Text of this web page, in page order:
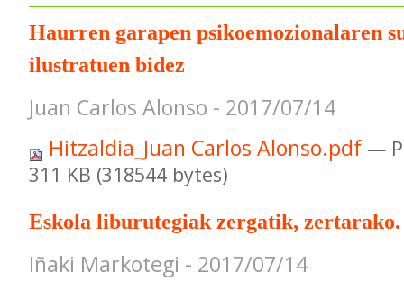
Haurren garapen psikoemozionalaren
ilustratuen bidez
Juan Carlos Alonso - 2017/07/14
Hitzaldia_Juan Carlos Alonso.pdf —
311 KB (318544 bytes)
Eskola liburutegiak zergatik, zertarako.
Iñaki Markotegi - 2017/07/14